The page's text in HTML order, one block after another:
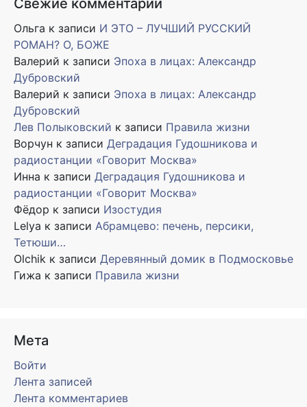
Свежие комментарии
Ольга к записи И ЭТО – ЛУЧШИЙ РУССКИЙ
РОМАН? О, БОЖЕ
Валерий к записи Эпоха в лицах: Александр
Дубровский
Валерий к записи Эпоха в лицах: Александр
Дубровский
Лев Полыковский к записи Правила жизни
Ворчун к записи Деградация Гудошникова и
радиостанции «Говорит Москва»
Инна к записи Деградация Гудошникова и
радиостанции «Говорит Москва»
Фёдор к записи Изостудия
Lelya к записи Абрамцево: печень, персики,
Тетюши…
Olchik к записи Деревянный домик в Подмосковье
Гижа к записи Правила жизни
Мета
Войти
Лента записей
Лента комментариев